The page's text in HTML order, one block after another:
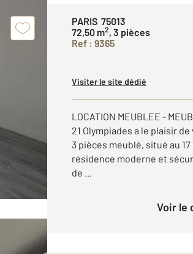
PARIS 75013
72,50 m2, 3 pièces
Ref : 9365
Visiter le site dédié
LOCATION MEUBLEE -
21 Olympiades a le plaisir
3 pièces meublé, situé au
résidence moderne et
de ...
Voir